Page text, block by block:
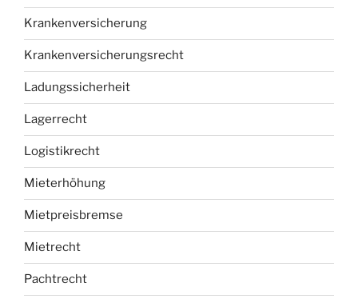
Krankenversicherung
Krankenversicherungsrecht
Ladungssicherheit
Lagerrecht
Logistikrecht
Mieterhöhung
Mietpreisbremse
Mietrecht
Pachtrecht